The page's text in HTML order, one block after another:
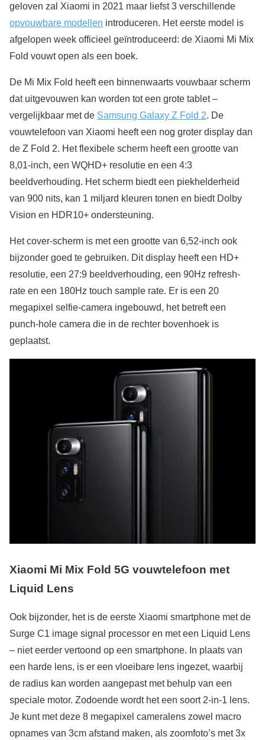
geloven zal Xiaomi in 2021 maar liefst 3 verschillende
opvouwbare modellen introduceren. Het eerste model is
afgelopen week officieel geïntroduceerd: de Xiaomi Mi Mix
Fold vouwt open als een boek.
De Mi Mix Fold heeft een binnenwaarts vouwbaar scherm
dat uitgevouwen kan worden tot een grote tablet –
vergelijkbaar met de Samsung Galaxy Z Fold 2. De
vouwtelefoon van Xiaomi heeft een nog groter display dan
de Z Fold 2. Het flexibele scherm heeft een grootte van
8,01-inch, een WQHD+ resolutie en een 4:3
beeldverhouding. Het scherm biedt een piekhelderheid
van 900 nits, kan 1 miljard kleuren tonen en biedt Dolby
Vision en HDR10+ ondersteuning.
Het cover-scherm is met een grootte van 6,52-inch ook
bijzonder goed te gebruiken. Dit display heeft een HD+
resolutie, een 27:9 beeldverhouding, een 90Hz refresh-
rate en een 180Hz touch sample rate. Er is een 20
megapixel selfie-camera ingebouwd, het betreft een
punch-hole camera die in de rechter bovenhoek is
geplaatst.
Xiaomi Mi Mix Fold 5G vouwtelefoon met
Liquid Lens
Ook bijzonder, het is de eerste Xiaomi smartphone met de
Surge C1 image signal processor en met een Liquid Lens
– niet eerder vertoond op een smartphone. In plaats van
een harde lens, is er een vloeibare lens ingezet, waarbij
de radius kan worden aangepast met behulp van een
speciale motor. Zodoende wordt het een soort 2-in-1 lens.
Je kunt met deze 8 megapixel cameralens zowel macro
opnames van 3cm afstand maken, als zoomfoto’s met 3x